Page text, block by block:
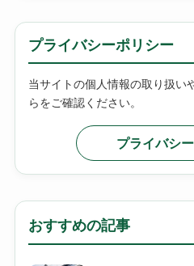
プライバシーポリシー
当サイトの個人情報の取り扱い
らをご確認ください。
プライバシ
おすすめの記事